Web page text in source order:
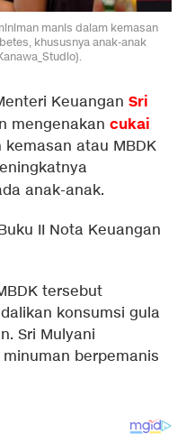
manis dalam kemasan
khususnya anak-anak
Keuangan Sri
mengenakan cukai
atau MBDK
anak-anak.
II Nota Keuangan
tersebut
konsumsi gula
Sri Mulyani
berpemanis